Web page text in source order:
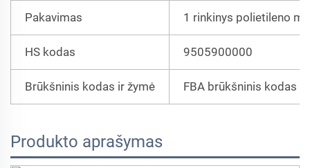
Pakavimas 1 rinkinys polietileno
HS kodas 9505900000
Brūkšninis kodas ir žymė FBA brūkšninis kodas
Produkto aprašymas